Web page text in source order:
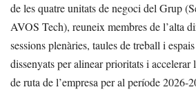
de les quatre unitats de negoci del Grup
AVOS Tech), reuneix membres de l’alta
sessions plenàries, taules de treball i
dissenyats per alinear prioritats i
de ruta de l’empresa per al període 2026-